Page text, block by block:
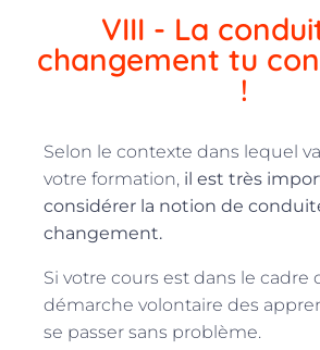
VIII - La
changement tu
!
Selon le contexte dans lequel
votre formation, il est très
considérer la notion de
changement.
Si votre cours est dans le cadre
démarche volontaire des
se passer sans problème.